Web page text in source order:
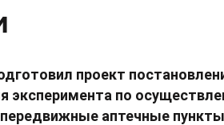
проект
эксперимента по
передвижные аптечные